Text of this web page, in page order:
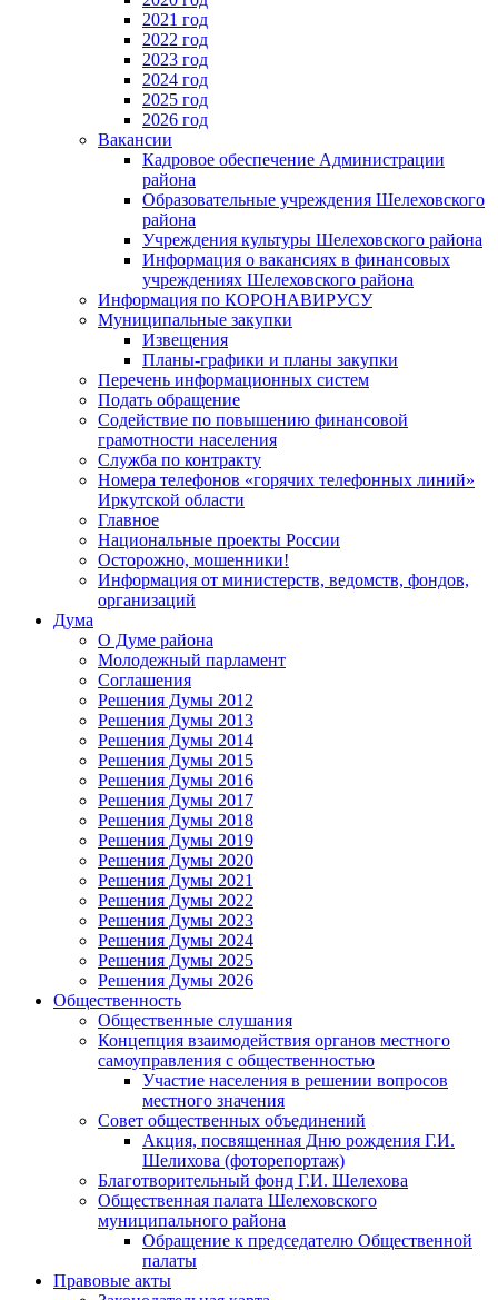
2021 год
2022 год
2023 год
2024 год
2025 год
2026 год
Вакансии
Кадровое обеспечение Администрации
района
Образовательные учреждения Шелеховского
района
Учреждения культуры Шелеховского района
Информация о вакансиях в финансовых
учреждениях Шелеховского района
Информация по КОРОНАВИРУСУ
Муниципальные закупки
Извещения
Планы-графики и планы закупки
Перечень информационных систем
Подать обращение
Содействие по повышению финансовой
грамотности населения
Служба по контракту
Номера телефонов «горячих телефонных линий»
Иркутской области
Главное
Национальные проекты России
Осторожно, мошенники!
Информация от министерств, ведомств, фондов,
организаций
Дума
О Думе района
Молодежный парламент
Соглашения
Решения Думы 2012
Решения Думы 2013
Решения Думы 2014
Решения Думы 2015
Решения Думы 2016
Решения Думы 2017
Решения Думы 2018
Решения Думы 2019
Решения Думы 2020
Решения Думы 2021
Решения Думы 2022
Решения Думы 2023
Решения Думы 2024
Решения Думы 2025
Решения Думы 2026
Общественность
Общественные слушания
Концепция взаимодействия органов местного
самоуправления с общественностью
Участие населения в решении вопросов
местного значения
Совет общественных объединений
Акция, посвященная Дню рождения Г.И.
Шелихова (фоторепортаж)
Благотворительный фонд Г.И. Шелехова
Общественная палата Шелеховского
муниципального района
Обращение к председателю Общественной
палаты
Правовые акты